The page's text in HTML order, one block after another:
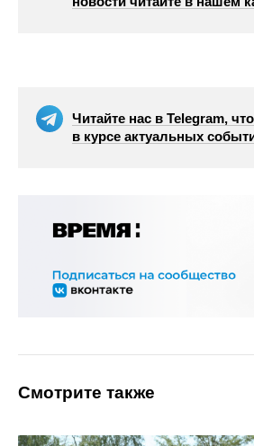
Читайте нас в Telegram,
в курсе актуальных
Смотрите также